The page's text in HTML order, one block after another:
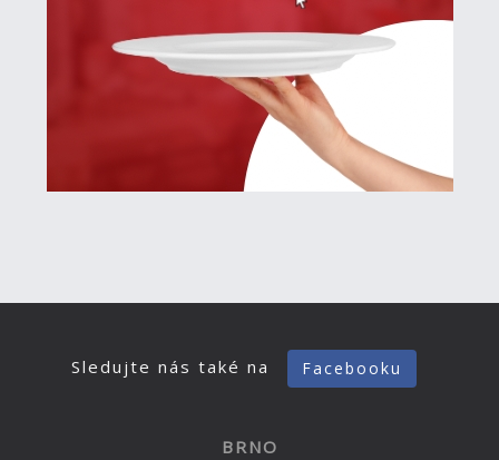
Sledujte nás také na Facebooku
BRNO